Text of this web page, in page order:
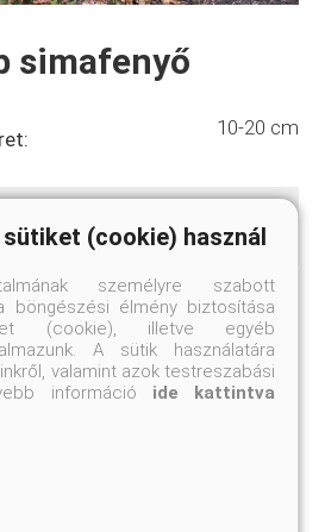
simafenyő
10-20 cm
10-20 cm
sütiket (cookie) használ
személyre szabott
böngészési élmény biztosítása
(cookie), illetve egyéb
A sütik használatára
valamint azok testreszabási
információ ide kattintva